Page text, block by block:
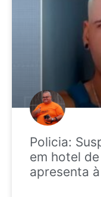
Policia:
em hotel
apresenta